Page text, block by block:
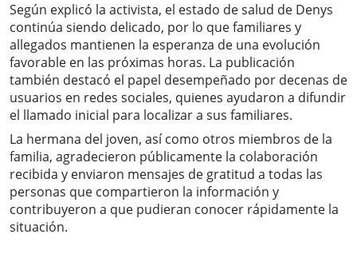
Según explicó la activista, el estado de salud de Denys
continúa siendo delicado, por lo que familiares y
allegados mantienen la esperanza de una evolución
favorable en las próximas horas. La publicación
también destacó el papel desempeñado por decenas de
usuarios en redes sociales, quienes ayudaron a difundir
el llamado inicial para localizar a sus familiares.
La hermana del joven, así como otros miembros de la
familia, agradecieron públicamente la colaboración
recibida y enviaron mensajes de gratitud a todas las
personas que compartieron la información y
contribuyeron a que pudieran conocer rápidamente la
situación.